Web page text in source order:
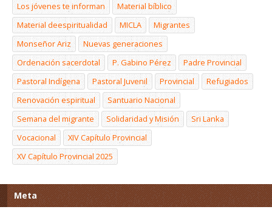
Los jóvenes te informan
Material bíblico
Material deespiritualidad
MICLA
Migrantes
Monseñor Ariz
Nuevas generaciones
Ordenación sacerdotal
P. Gabino Pérez
Padre Provincial
Pastoral Indígena
Pastoral Juvenil Provincial
Refugiados
Renovación espiritual
Santuario Nacional
Semana del migrante
Solidaridad y Misión
Sri Lanka
Vocacional
XIV Capítulo Provincial
XV Capítulo Provincial 2025
Meta